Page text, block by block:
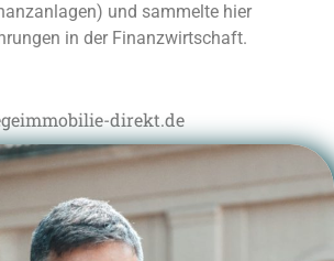
und sammelte hier
in der Finanzwirtschaft.
direkt.de